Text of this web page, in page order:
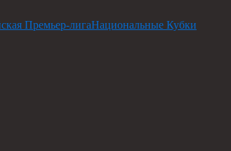
Премьер-лигаНациональные Кубки